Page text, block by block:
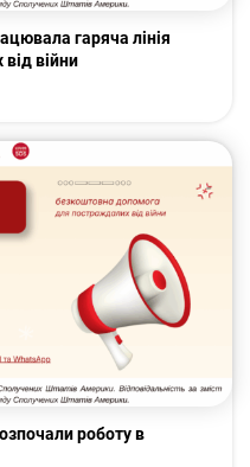
гаряча лінія
війни
роботу в